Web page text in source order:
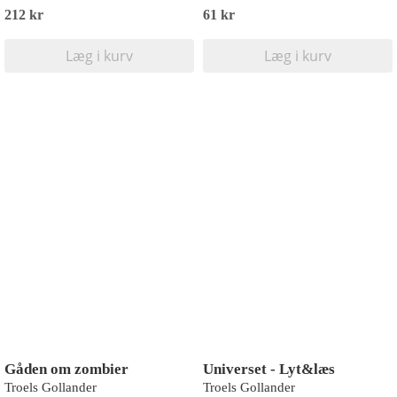
212 kr
Læg i kurv
61 kr
Læg i kurv
Gåden om zombier
Troels Gollander
Universet - Lyt&læs
Troels Gollander